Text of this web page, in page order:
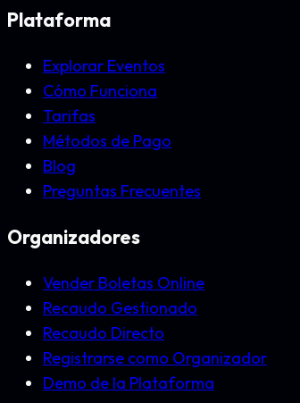
Plataforma
Explorar Eventos
Cómo Funciona
Tarifas
Métodos de Pago
Blog
Preguntas Frecuentes
Organizadores
Vender Boletas Online
Recaudo Gestionado
Recaudo Directo
Registrarse como Organizador
Demo de la Plataforma